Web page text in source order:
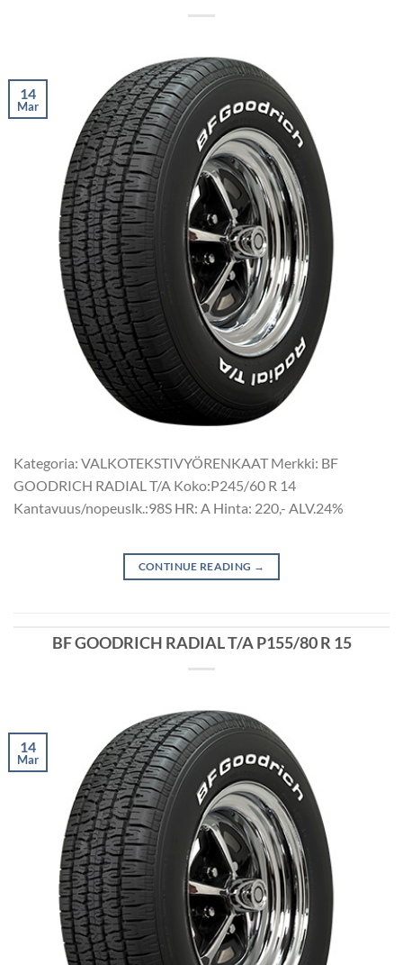
14
Mar
Kategoria: VALKOTEKSTIVYÖRENKAAT Merkki: BF
GOODRICH RADIAL T/A Koko:P245/60 R 14
Kantavuus/nopeuslk.:98S HR: A Hinta: 220,- ALV.24%
CONTINUE READING →
BF GOODRICH RADIAL T/A P155/80 R 15
14
Mar